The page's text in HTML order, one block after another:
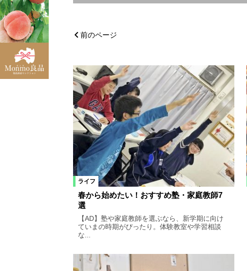
天栄村 須賀川市 浪江町 本宮市
葛尾村 大熊町 富岡町 川内村
昭和村 南会津町 東京都 西郷村
福島市郊外
カテゴリ
ファッション ビューティ リラクゼー
前のページ
ライフ
春から始めたい！おすすめ塾・家庭教師7
選
【AD】塾や家庭教師を選ぶなら、新学期に向け
ていまの時期がぴったり。体験教室や学習相談
な...